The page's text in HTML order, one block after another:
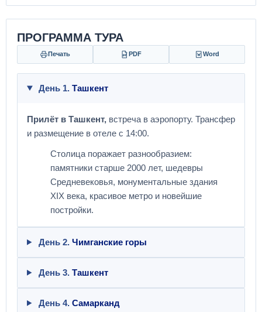
ПРОГРАММА ТУРА
Печать PDF Word
День 1. Ташкент
Прилёт в Ташкент, встреча в аэропорту. Трансфер
и размещение в отеле с 14:00.
Столица поражает разнообразием:
памятники старше 2000 лет, шедевры
Средневековья, монументальные здания
XIX века, красивое метро и новейшие
постройки.
День 2. Чимганские горы
День 3. Ташкент
День 4. Самарканд